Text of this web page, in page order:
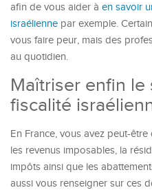
afin de vous aider à en savoir
israélienne par exemple.
vous faire peur, mais des
au quotidien.
Maîtriser enfin
fiscalité
En France, vous avez peut-
les revenus imposables, la
impôts ainsi que les
aussi vous renseigner sur ces